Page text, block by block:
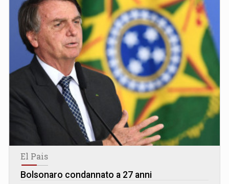
El Pais
Bolsonaro condannato a 27 anni